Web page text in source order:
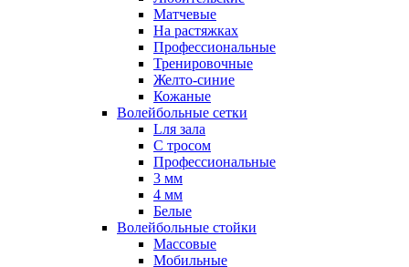
Матчевые
На растяжках
Профессиональные
Тренировочные
Желто-синие
Кожаные
Волейбольные сетки
Lля зала
C тросом
Профессиональные
3 мм
4 мм
Белые
Волейбольные стойки
Массовые
Мобильные